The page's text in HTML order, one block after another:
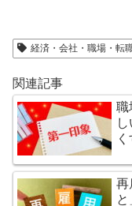
経済・会社・職場・転
関連記事
職
再